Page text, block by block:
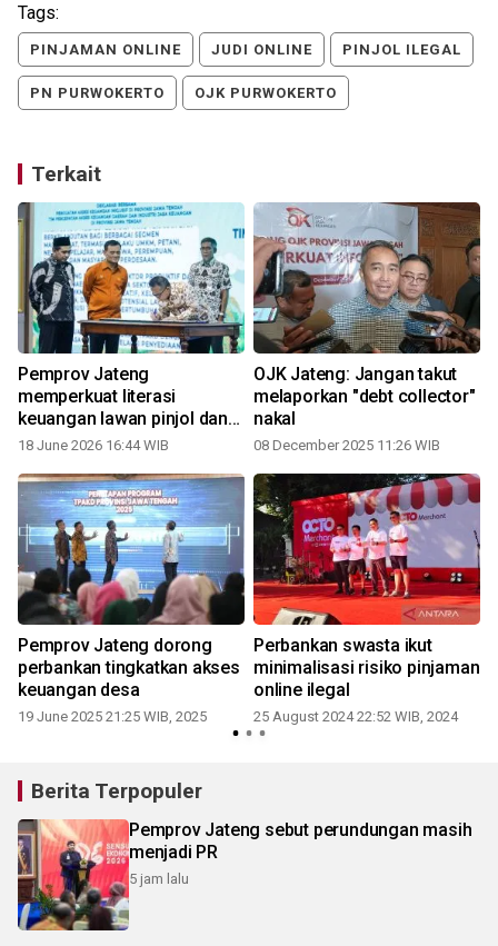
Tags:
PINJAMAN ONLINE JUDI ONLINE PINJOL ILEGAL
PN PURWOKERTO OJK PURWOKERTO
Terkait
Pemprov Jateng
memperkuat literasi
keuangan lawan pinjol dan
judol
18 June 2026 16:44 WIB
OJK Jateng: Jangan takut
melaporkan "debt collector"
nakal
08 December 2025 11:26 WIB
Pemprov Jateng dorong
perbankan tingkatkan akses
keuangan desa
19 June 2025 21:25 WIB, 2025
Perbankan swasta ikut
minimalisasi risiko pinjaman
online ilegal
25 August 2024 22:52 WIB, 2024
Berita Terpopuler
Pemprov Jateng sebut perundungan masih
menjadi PR
5 jam lalu